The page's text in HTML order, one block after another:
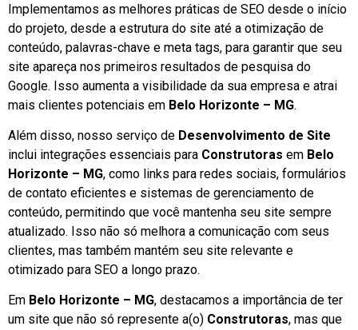
Implementamos as melhores práticas de SEO desde o início
do projeto, desde a estrutura do site até a otimização de
conteúdo, palavras-chave e meta tags, para garantir que seu
site apareça nos primeiros resultados de pesquisa do
Google. Isso aumenta a visibilidade da sua empresa e atrai
mais clientes potenciais em Belo Horizonte – MG.
Além disso, nosso serviço de Desenvolvimento de Site
inclui integrações essenciais para Construtoras em Belo
Horizonte – MG, como links para redes sociais, formulários
de contato eficientes e sistemas de gerenciamento de
conteúdo, permitindo que você mantenha seu site sempre
atualizado. Isso não só melhora a comunicação com seus
clientes, mas também mantém seu site relevante e
otimizado para SEO a longo prazo.
Em Belo Horizonte – MG, destacamos a importância de ter
um site que não só represente a(o) Construtoras, mas que